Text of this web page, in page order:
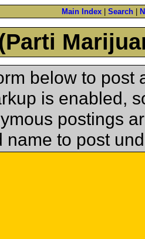
Main Index Search
below to post
is enabled,
postings
name to post